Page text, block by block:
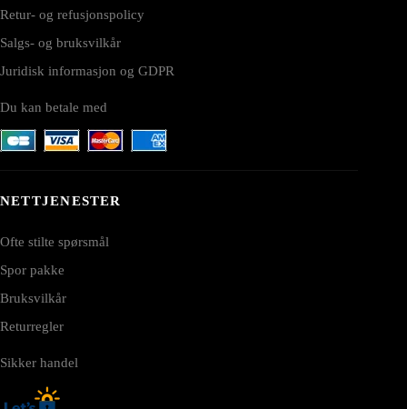
Retur- og refusjonspolicy
Salgs- og bruksvilkår
Juridisk informasjon og GDPR
Du kan betale med
NETTJENESTER
Ofte stilte spørsmål
Spor pakke
Bruksvilkår
Returregler
Sikker handel